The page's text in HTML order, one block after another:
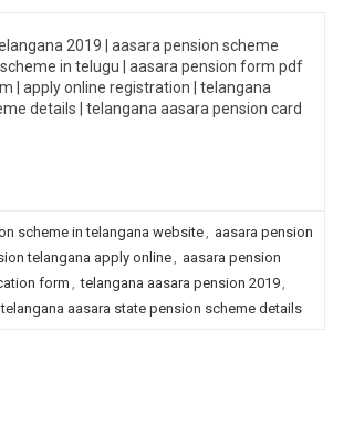
2019 | aasara pension scheme
in telugu | aasara pension form pdf
| apply online registration | telangana
details | telangana aasara pension card
scheme in telangana website, aasara pension
telangana apply online, aasara pension
form , telangana aasara pension 2019,
telangana aasara state pension scheme details